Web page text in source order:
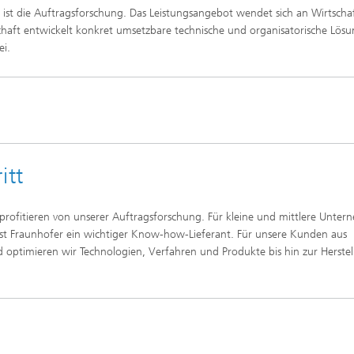
die Auftragsforschung. Das Leistungsangebot wendet sich an
entwickelt konkret umsetzbare technische und organisatorische
von unserer Auftragsforschung. Für kleine und mittlere
Fraunhofer ein wichtiger Know-how-Lieferant. Für unsere Kunden aus
wir Technologien, Verfahren und Produkte bis hin zur